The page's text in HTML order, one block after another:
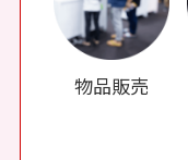
物品販売